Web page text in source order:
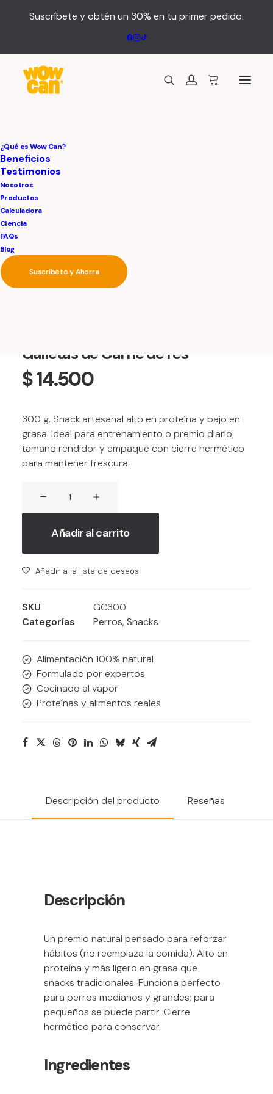
Suscríbete y obtén un 30% en tu primer pedido.
¿Qué es Wow Can?
Beneficios
Testimonios
Nosotros
Productos
Calculadora
Ciencia
FAQs
Blog
Suscríbete y Ahorra
Galletas de Carne de res
$14.500
300 g. Snack artesanal alto en proteína y bajo en
grasa. Ideal para entrenamiento o premio diario;
tamaño rendidor y empaque con cierre hermético
para mantener frescura.
de
res
Añadir al carrito
Añadir a la lista de deseos
SKU
GC300
Categorías
Perros, Snacks
Alimentación 100% natural
Formulado por expertos
Cocinado al vapor
Proteínas y alimentos reales
Descripción del producto Reseñas
Descripción
Un premio natural pensado para reforzar
hábitos (no reemplaza la comida). Alto en
proteína y más ligero en grasa que
snacks tradicionales. Funciona perfecto
para perros medianos y grandes; para
pequeños se puede partir. Cierre
hermético para conservar.
Ingredientes